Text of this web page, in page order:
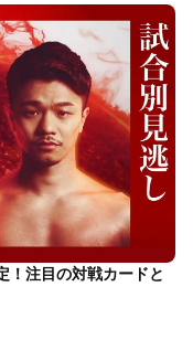
！注目の対戦カードと